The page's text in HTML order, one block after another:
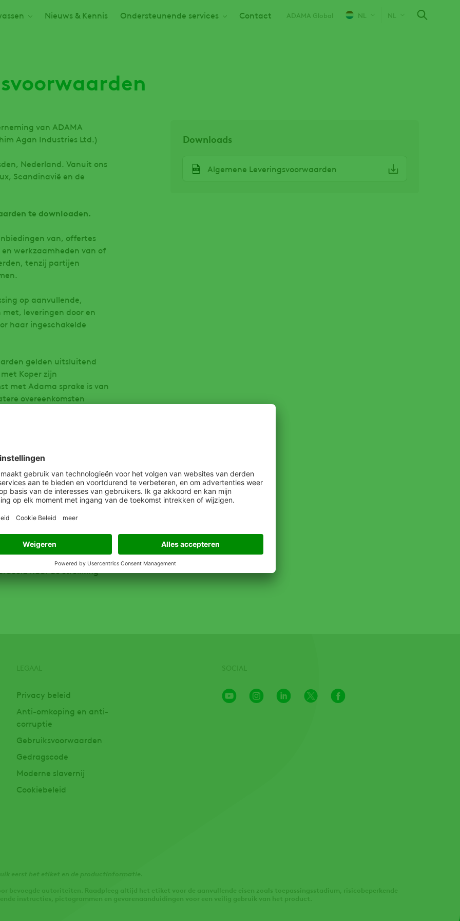
Nieuws & Kennis Ondersteunende services Contact ADAMA Global NL NL
van ADAMA
Agan Industries Ltd.)
Nederland. Vanuit ons
Scandinavië en de
te downloaden.
van, offertes
werkzaamheden van of
tenzij partijen
op aanvullende,
met, leveringen door en
haar ingeschakelde
gelden uitsluitend
Koper zijn
met Adama sprake is van
overeenkomsten
voorwaarden van de
van Adama
voorwaarden op enig
worden, dan blijven
en Koper zullen
bepaling overeen te
van de
Indien zich tussen
voorwaarden is
naar de strekking
Downloads
File
Algemene Leveringsvoorwaarden
Privacy beleid
Anti-omkoping en anti-
corruptie
Gebruiksvoorwaarden
Gedragscode
Moderne slavernij
Cookiebeleid
Youtube
Channel
InstagramLinkedInX Facebook
eerst het etiket en de productinformatie
bevoegde autoriteiten. Raadpleeg altijd het etiket voor de aanvullende eisen zoals toepassingsstadium, risicobeperkende
instructies, pictogrammen en gevarenaanduidingen voor een veilig gebruik van het product.